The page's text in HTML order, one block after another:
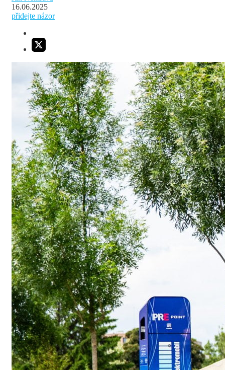
16.06.2025
přidejte názor